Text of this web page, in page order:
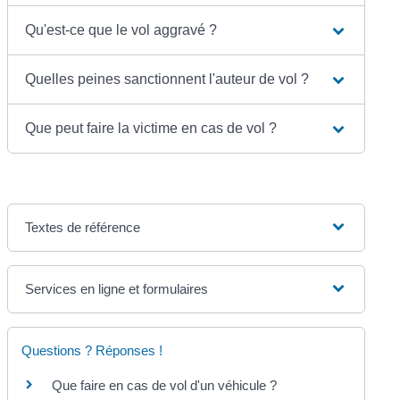
Qu'est-ce que le vol aggravé ?
Quelles peines sanctionnent l'auteur de vol ?
Que peut faire la victime en cas de vol ?
Textes de référence
Services en ligne et formulaires
Questions ? Réponses !
Que faire en cas de vol d'un véhicule ?